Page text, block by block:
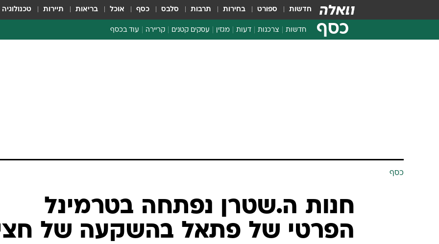
חדשות ספורט בחירות תרבות סלבס כסף אוכל בריאות תיירות טכנולוגיה
כסף חדשות צרכנות דעות מגזין עסקים קטנים קריירה עוד בכסף
כסף
חנות ה.שטרן נפתחה בטרמינל
הפרטי של פתאל בהשקעה של